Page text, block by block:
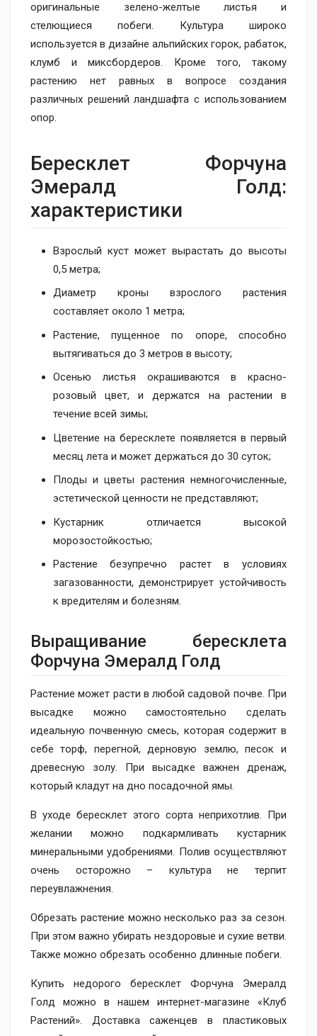
оригинальные зелено-желтые листья и
стелющиеся побеги. Культура широко
используется в дизайне альпийских горок, рабаток,
клумб и миксбордеров. Кроме того, такому
растению нет равных в вопросе создания
различных решений ландшафта с использованием
опор.
Бересклет Форчуна
Эмералд Голд:
характеристики
Взрослый куст может вырастать до высоты
0,5 метра;
Диаметр кроны взрослого растения
составляет около 1 метра;
Растение, пущенное по опоре, способно
вытягиваться до 3 метров в высоту;
Осенью листья окрашиваются в красно-
розовый цвет, и держатся на растении в
течение всей зимы;
Цветение на бересклете появляется в первый
месяц лета и может держаться до 30 суток;
Плоды и цветы растения немногочисленные,
эстетической ценности не представляют;
Кустарник отличается высокой
морозостойкостью;
Растение безупречно растет в условиях
загазованности, демонстрирует устойчивость
к вредителям и болезням.
Выращивание бересклета
Форчуна Эмералд Голд
Растение может расти в любой садовой почве. При
высадке можно самостоятельно сделать
идеальную почвенную смесь, которая содержит в
себе торф, перегной, дерновую землю, песок и
древесную золу. При высадке важнен дренаж,
который кладут на дно посадочной ямы.
В уходе бересклет этого сорта неприхотлив. При
желании можно подкармливать кустарник
минеральными удобрениями. Полив осуществляют
очень осторожно – культура не терпит
переувлажнения.
Обрезать растение можно несколько раз за сезон.
При этом важно убирать нездоровые и сухие ветви.
Также можно обрезать особенно длинные побеги.
Купить недорого бересклет Форчуна Эмералд
Голд можно в нашем интернет-магазине «Клуб
Растений». Доставка саженцев в пластиковых